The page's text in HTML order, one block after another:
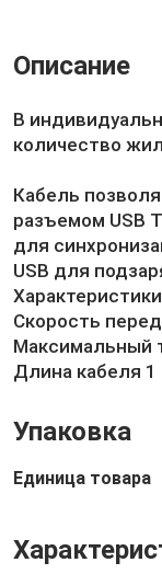
Описание
В
количество
Кабель
разъемом USB
для
USB для
Скорость
Максимальный
Длина кабеля 1
Упаковка
Единица товара